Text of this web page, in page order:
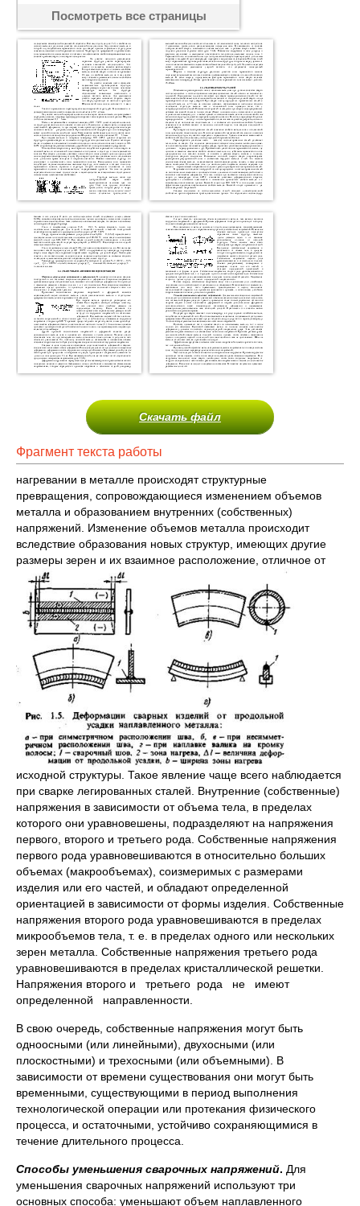
Посмотреть все страницы
Скачать файл
Фрагмент текста работы
нагревании в металле происходят структурные
превращения, сопровождающиеся изменением объемов
металла и образованием внутренних (собственных)
напряжений. Изменение объемов металла происходит
вследствие образования новых структур, имеющих другие
размеры зерен и их взаимное расположение, отличное от
исходной структуры. Такое явление чаще всего наблюдается
при сварке легированных сталей. Внутренние (собственные)
напряжения в зависимости от объема тела, в пределах
которого они уравновешены, подразделяют на напряжения
первого, второго и третьего рода. Собственные напряжения
первого рода уравновешиваются в относительно больших
объемах (макрообъемах), соизмеримых с размерами
изделия или его частей, и обладают определенной
ориентацией в зависимости от формы изделия. Собственные
напряжения второго рода уравновешиваются в пределах
микрообъемов тела, т. е. в пределах одного или нескольких
зерен металла. Собственные напряжения третьего рода
уравновешиваются в пределах кристаллической решетки.
Напряжения второго и третьего рода не имеют
определенной направленности.
В свою очередь, собственные напряжения могут быть
одноосными (или линейными), двухосными (или
плоскостными) и трехосными (или объемными). В
зависимости от времени существования они могут быть
временными, существующими в период выполнения
технологической операции или протекания физического
процесса, и остаточными, устойчиво сохраняющимися в
течение длительного процесса.
Способы уменьшения сварочных напряжений. Для
уменьшения сварочных напряжений используют три
основных способа: уменьшают объем наплавленного